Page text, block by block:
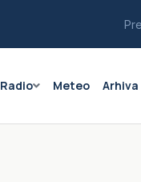
Radio Meteo Arhiva